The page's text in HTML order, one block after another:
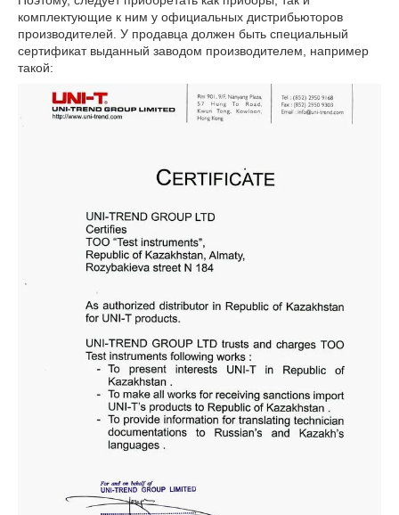
комплектующие к ним у официальных дистрибьюторов
производителей. У продавца должен быть специальный
сертификат выданный заводом производителем, например
такой: